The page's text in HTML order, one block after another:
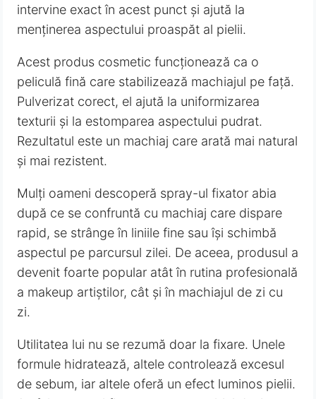
intervine exact în acest punct și ajută la
menținerea aspectului proaspăt al pielii.
Acest produs cosmetic funcționează ca o
peliculă fină care stabilizează machiajul pe față.
Pulverizat corect, el ajută la uniformizarea
texturii și la estomparea aspectului pudrat.
Rezultatul este un machiaj care arată mai natural
și mai rezistent.
Mulți oameni descoperă spray-ul fixator abia
după ce se confruntă cu machiaj care dispare
rapid, se strânge în liniile fine sau își schimbă
aspectul pe parcursul zilei. De aceea, produsul a
devenit foarte popular atât în rutina profesională
a makeup artiștilor, cât și în machiajul de zi cu
zi.
Utilitatea lui nu se rezumă doar la fixare. Unele
formule hidratează, altele controlează excesul
de sebum, iar altele oferă un efect luminos pielii.